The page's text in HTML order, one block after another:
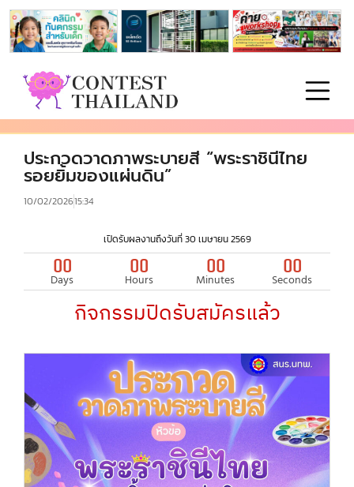
ประกวดวาดภาพระบายสี “พระราชินีไทย
รอยยิ้มของแผ่นดิน”
10/02/202615:34
เปิดรับผลงานถึงวันที่ 30 เมษายน 2569
00
Days
00
Hours
00
Minutes
00
Seconds
กิจกรรมปิดรับสมัครแล้ว